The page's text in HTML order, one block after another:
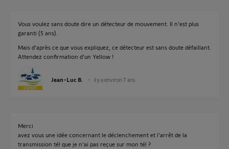
Vous voulez sans doute dire un détecteur de mouvement. Il n'est plus
garanti (5 ans).
Mais d'après ce que vous expliquez, ce détecteur est sans doute défaillant.
Attendez confirmation d'un Yellow !
Jean-Luc B. il y a environ 7 ans
Merci
avez vous une idée concernant le déclenchement et l'arrêt de la
transmission tél que je n'ai pas reçue sur mon tél ?